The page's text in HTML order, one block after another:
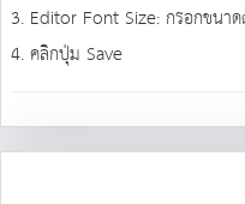
3. Editor Font Size: กรอกขนา
4. คลิกปุ่ม Save